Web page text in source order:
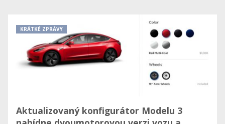
Aktualizovaný konfigurátor Modelu 3
KRÁTKÉ ZPRÁVY